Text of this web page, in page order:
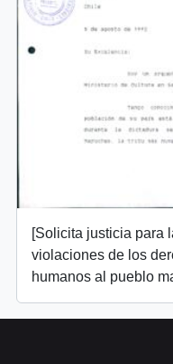
[Solicita justicia para
violaciones de los
humanos al pueblo